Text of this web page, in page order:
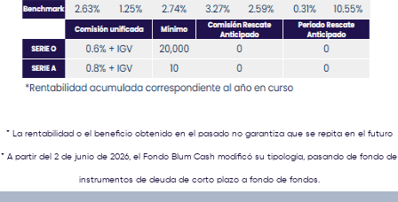
* La rentabilidad o el beneficio obtenido en el pasado no garantiza que se repita en el futuro
* A partir del 2 de junio de 2026, el Fondo Blum Cash modificó su tipología, pasando de fondo de
instrumentos de deuda de corto plazo a fondo de fondos.